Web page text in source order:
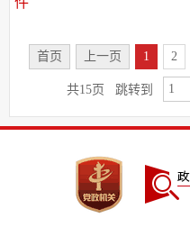
首页 上一页 1 2
共15页 跳转到